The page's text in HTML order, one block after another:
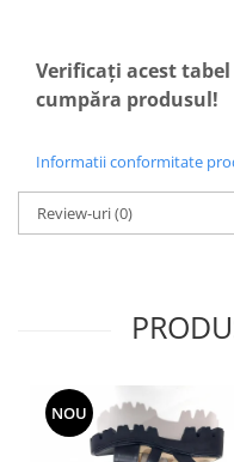
Verificați acest
cumpăra produsul!
Informatii conformitate
Review-uri(0)
NOU